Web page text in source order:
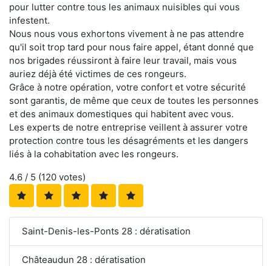
pour lutter contre tous les animaux nuisibles qui vous
infestent.
Nous nous vous exhortons vivement à ne pas attendre
qu'il soit trop tard pour nous faire appel, étant donné que
nos brigades réussiront à faire leur travail, mais vous
auriez déjà été victimes de ces rongeurs.
Grâce à notre opération, votre confort et votre sécurité
sont garantis, de même que ceux de toutes les personnes
et des animaux domestiques qui habitent avec vous.
Les experts de notre entreprise veillent à assurer votre
protection contre tous les désagréments et les dangers
liés à la cohabitation avec les rongeurs.
4.6 / 5 (120 votes)
Saint-Denis-les-Ponts 28 : dératisation
Châteaudun 28 : dératisation